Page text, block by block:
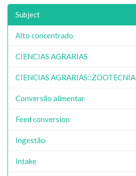
Subject
Alto concentrado
CIENCIAS AGRARIAS
CIENCIAS AGRARIAS::ZOOTECNIA
Conversão alimentar
Feed conversion
Ingestão
Intake